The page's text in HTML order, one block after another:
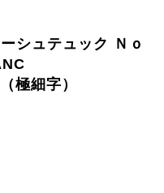
シュテュック Ｎｏ
極細字）